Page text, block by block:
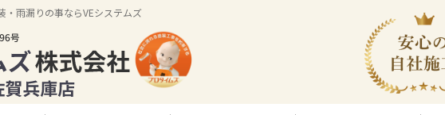
・雨漏りの事ならVEシステムズ